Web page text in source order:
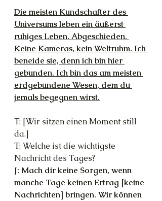
Die meisten Kundschafter des
Universums leben ein äußerst
ruhiges Leben. Abgeschieden.
Keine Kameras, kein Weltruhm. Ich
beneide sie, denn ich bin hier
gebunden. Ich bin das am meisten
erdgebundene Wesen, dem du
jemals begegnen wirst.
T: [Wir sitzen einen Moment still
da.]
T: Welche ist die wichtigste
Nachricht des Tages?
J: Mach dir keine Sorgen, wenn
manche Tage keinen Ertrag [keine
Nachrichten] bringen. Wir können